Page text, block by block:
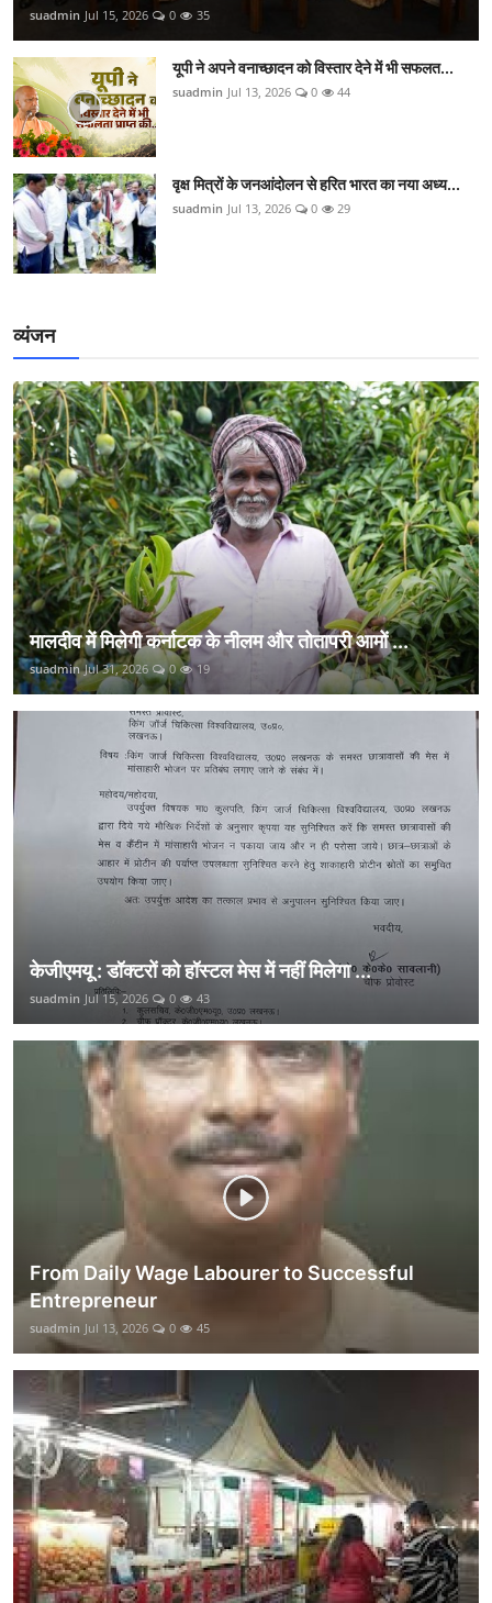
suadmin Jul 15, 2026 0 35
यूपी ने अपने वनाच्छादन को विस्तार देने में भी सफलत...
suadmin Jul 13, 2026 0 44
वृक्ष मित्रों के जनआंदोलन से हरित भारत का नया अध्य...
suadmin Jul 13, 2026 0 29
व्यंजन
मालदीव में मिलेगी कर्नाटक के नीलम और तोतापरी आमों ...
suadmin Jul 31, 2026 0 19
केजीएमयू : डॉक्टरों को हॉस्टल मेस में नहीं मिलेगा ...
suadmin Jul 15, 2026 0 43
From Daily Wage Labourer to Successful
Entrepreneur
suadmin Jul 13, 2026 0 45